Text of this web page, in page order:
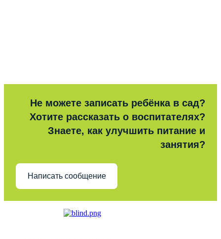
Не можете записать ребёнка в сад?
Хотите рассказать о воспитателях?
Знаете, как улучшить питание и
занятия?
Написать сообщение